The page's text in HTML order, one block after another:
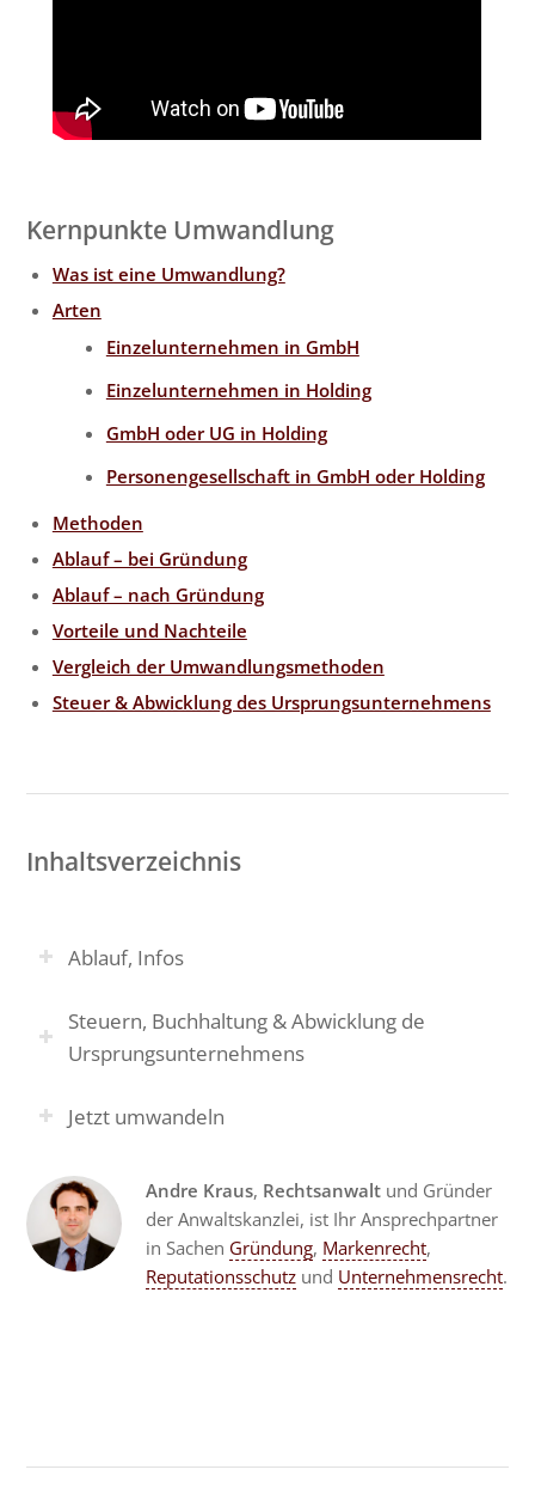
Kernpunkte Umwandlung
Was ist eine Umwandlung?
Arten
Einzelunternehmen in GmbH
Einzelunternehmen in Holding
GmbH oder UG in Holding
Personengesellschaft in GmbH oder Holding
Methoden
Ablauf – bei Gründung
Ablauf – nach Gründung
Vorteile und Nachteile
Vergleich der Umwandlungsmethoden
Steuer & Abwicklung des Ursprungsunternehmens
Inhaltsverzeichnis
Ablauf, Infos
Steuern, Buchhaltung & Abwicklung de
Ursprungsunternehmens
Jetzt umwandeln
Andre Kraus, Rechtsanwalt und Gründer
der Anwaltskanzlei, ist Ihr Ansprechpartner
in Sachen Gründung, Markenrecht,
Reputationsschutzund Unternehmensrecht.